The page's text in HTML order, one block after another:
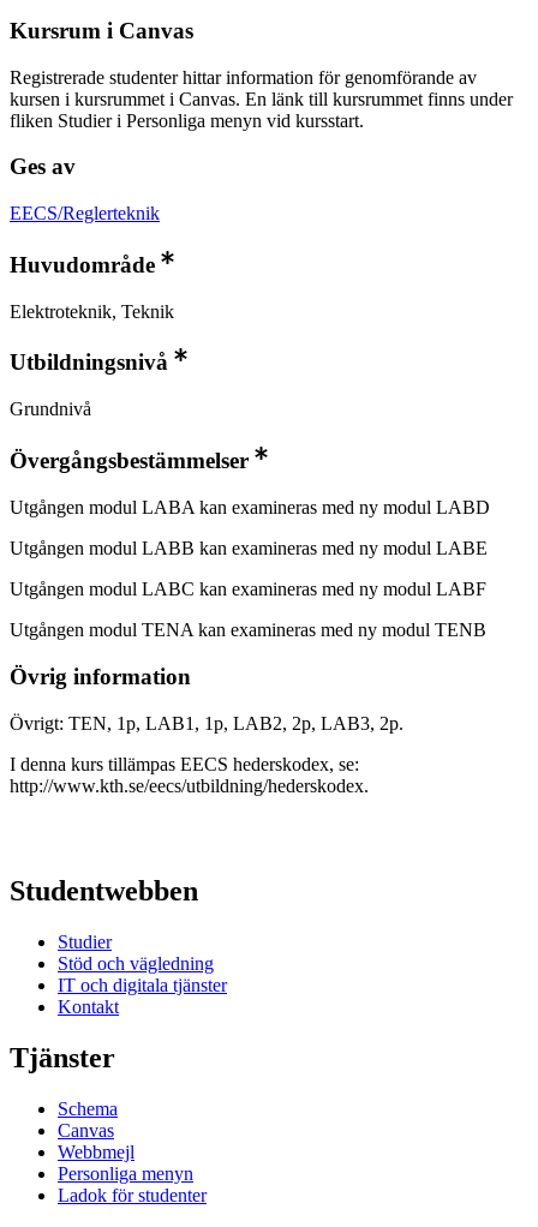
Kursrum i Canvas
Registrerade studenter hittar information för genomförande av
kursen i kursrummet i Canvas. En länk till kursrummet finns under
fliken Studier i Personliga menyn vid kursstart.
Ges av
EECS/Reglerteknik
Huvudområde
Elektroteknik, Teknik
Utbildningsnivå
Grundnivå
Övergångsbestämmelser
Utgången modul LABA kan examineras med ny modul LABD
Utgången modul LABB kan examineras med ny modul LABE
Utgången modul LABC kan examineras med ny modul LABF
Utgången modul TENA kan examineras med ny modul TENB
Övrig information
Övrigt: TEN, 1p, LAB1, 1p, LAB2, 2p, LAB3, 2p.
I denna kurs tillämpas EECS hederskodex, se:
http://www.kth.se/eecs/utbildning/hederskodex.
Studentwebben
Studier
Stöd och vägledning
IT och digitala tjänster
Kontakt
Tjänster
Schema
Canvas
Webbmejl
Personliga menyn
Ladok för studenter